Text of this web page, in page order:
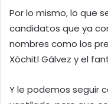
Por lo mismo, lo que
candidatos que ya
nombres como los
Xóchitl Gálvez y el
Y le podemos seguir